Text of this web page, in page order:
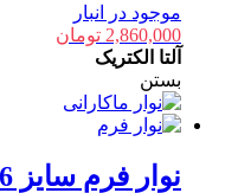
موجود در انبار
2,860,000 تومان
آلتا الکتریک
بستن
نوار فرم سایز 6